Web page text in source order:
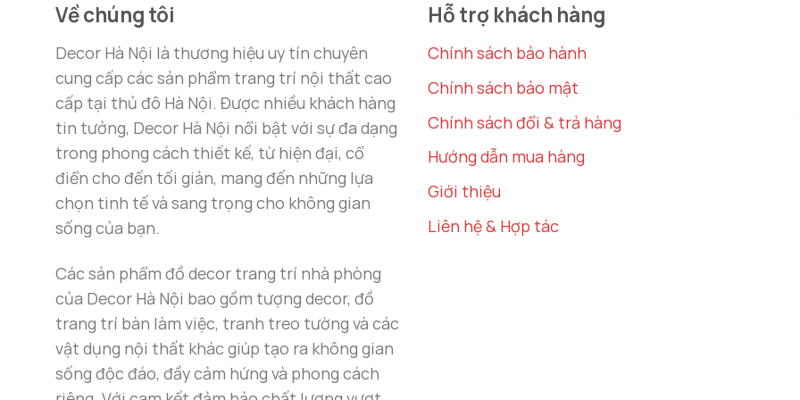
khách của bạn rộng lớn hay phòng ngủ có diện tích khiêm tốn, bộ tranh này vẫn có thể tạo ra điểm
chật chội. Kích thước này đủ để làm nổi bật một không gian phòng khách, phòng ăn, hoặc là một
Đặc biệt, với thiết kếtranh treo tường nghệ thuậttheo dạng bộ 6 bức, bạn có thể linh hoạt bố trí
rộng của các bức tường trong ngôi nhà. Việc này không chỉ giúp tiết kiệm không gian mà còn tạo
Về chúng tôi
Decor Hà Nội là thương hiệu uy tín chuyên
cung cấp các sản phẩm trang trí nội thất cao
cấp tại thủ đô Hà Nội. Được nhiều khách hàng
tin tưởng, Decor Hà Nội nổi bật với sự đa dạng
trong phong cách thiết kế, từ hiện đại, cổ
điển cho đến tối giản, mang đến những lựa
chọn tinh tế và sang trọng cho không gian
sống của bạn.
Các sản phẩm đồ decor trang trí nhà phòng
của Decor Hà Nội bao gồm tượng decor, đồ
trang trí bàn làm việc, tranh treo tường và các
vật dụng nội thất khác giúp tạo ra không gian
sống độc đáo, đầy cảm hứng và phong cách
Hỗ trợ khách hàng
Chính sách bảo hành
Chính sách bảo mật
Chính sách đổi & trả hàng
Hướng dẫn mua hàng
Giới thiệu
Liên hệ & Hợp tác